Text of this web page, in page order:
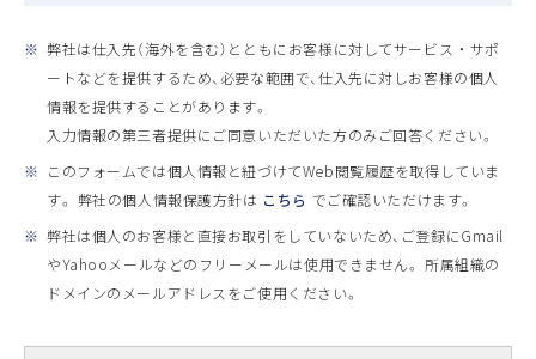
※ 弊社は仕入先（海外を含む）とともにお客様に対してサービス ・ サポ
ートなどを提供するため、必要な範囲で、仕入先に対しお客様の個人
情報を提供することがあります。
入力情報の第三者提供にご同意いただいた方のみご回答ください。
※ このフォームでは個人情報と紐づけてWeb閲覧履歴を取得していま
す。 弊社の個人情報保護方針は こちら でご確認いただけます。
※ 弊社は個人のお客様と直接お取引をしていないため、ご登録にGmail
やYahooメールなどのフリーメールは使用できません。 所属組織の
ドメインのメールアドレスをご使用ください。